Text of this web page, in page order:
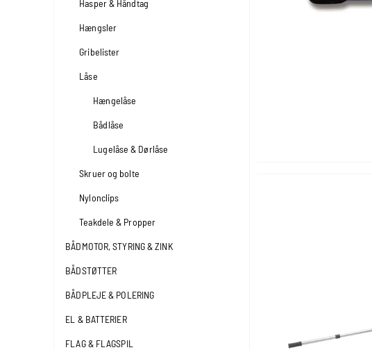
Hasper & Håndtag
Hængsler
Gribelister
Låse
Hængelåse
Bådlåse
Lugelåse & Dørlåse
Skruer og bolte
Nylonclips
Teakdele & Propper
BÅDMOTOR, STYRING & ZINK
BÅDSTØTTER
BÅDPLEJE & POLERING
EL & BATTERIER
FLAG & FLAGSPIL